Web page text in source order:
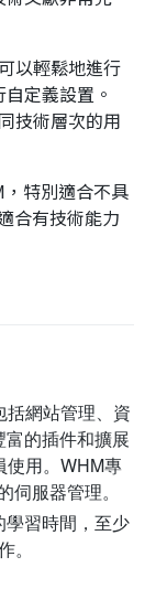
以輕鬆地進行
定義設置。
技術層次的用
，特別適合不具
合有技術能力
網站管理、資
的插件和擴展
使用。WHM專
服器管理。
習時間，至少